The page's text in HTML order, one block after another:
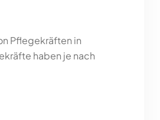
Pflegekräften in
haben je nach